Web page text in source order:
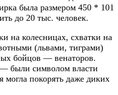
была размером 450 * 101
до 20 тыс. человек.
на колесницах, схватки на
(львами, тиграми)
бойцов — венаторов.
были символом власти
могла покорять даже диких